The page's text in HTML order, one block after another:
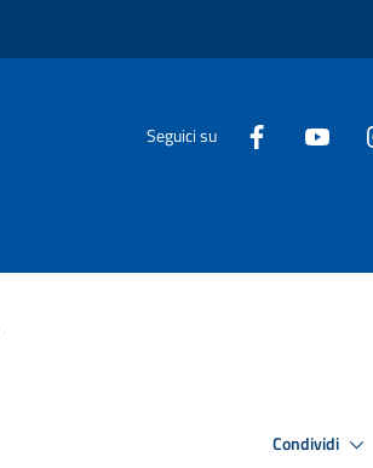
Seguici su
Condividi